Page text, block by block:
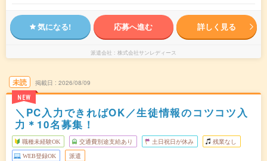
気になる! 応募へ進む 詳しく見る
派遣会社 株式会社サンレディース
未読
NEW
掲載日 2026/08/09
＼PC入力できればOK／生徒情報のコツコツ入
力＊10名募集！
職種未経験OK 交通費別途支給あり 土日祝日が休み 残業なし
WEB登録OK 派遣